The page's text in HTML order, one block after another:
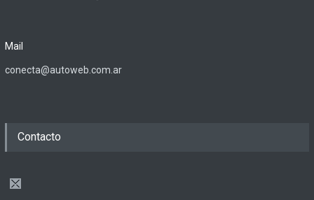
Mail
conecta@autoweb.com.ar
Contacto